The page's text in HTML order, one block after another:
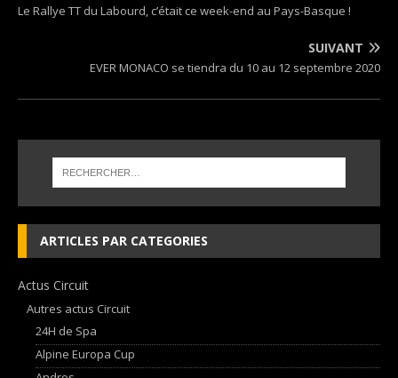
Le Rallye TT du Labourd, c’était ce week-end au Pays-Basque !
SUIVANT
EVER MONACO se tiendra du 10 au 12 septembre 2020
ARTICLES PAR CATEGORIES
Actus Circuit
Autres actus Circuit
24H de Spa
Alpine Europa Cup